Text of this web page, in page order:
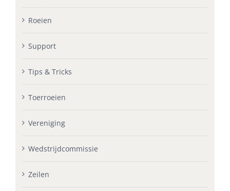
Roeien
Support
Tips & Tricks
Toerroeien
Vereniging
Wedstrijdcommissie
Zeilen